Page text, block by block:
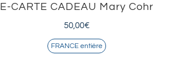
E-CARTE CADEAU Mary Cohr
50,00€
FRANCE entière